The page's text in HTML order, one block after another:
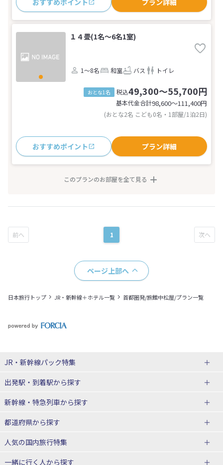
おすすめポイント プラン詳細
１４畳(1名～6名1室)
1～8名 和室 バス トイレ
おとな1名 税込49,300～55,700円
基本代金合計98,600〜111,400円
(おとな2名 こども0名・1部屋/1泊2日)
おすすめポイント プラン詳細
このプランのお部屋を全て見る
1
ページ上部へ
日本旅行トップ JR・新幹線＋ホテル一覧 首都圏発/旅館中松屋/プラン一覧
JR・新幹線パック特集
JR・新幹線＋ホテルパック
出張パック
出発駅・到着駅から探す
秋田⇔東京 新幹線パック
仙台→東京 新幹線パック
富山⇔東京 新幹線パック
東京→仙台 新幹線パック
新幹線・特急列車から探す
北海道新幹線 旅行
山形新幹線 旅行
東海道新幹線 旅行
都道府県から探す
北海道旅行・ツアー
人気の国内旅行特集
東京ディズニーリゾート®への旅 ユニバーサル・スタジオ・ジャパ
一緒に行く人から探す